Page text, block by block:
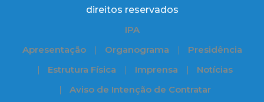
direitos reservados
IPA
Apresentação
Organograma
Presidência
Estrutura Física
Imprensa
Notícias
Aviso de Intenção de Contratar